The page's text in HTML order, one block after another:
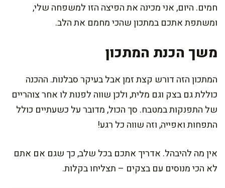
חמים. היום, אני מכינה את הפיצה הזו למשפחה שלי,
ומשתפת אתכם במתכון שהכי מחמם את הלב.
משך הכנת המתכון
המתכון הזה דורש קצת זמן אבל בעיקר סבלנות. ההכנה
כוללת גם בצק וגם מלית, ולכן שווה לפנות לו אחר צוהריים
של התפנקות במטבח. סך הכול, מדובר על כשעתיים כולל
התפחות ואפייה, וזה שווה כל רגע!
אין מה להיבהל. אדריך אתכם בכל שלב, כך שגם אם אתם
לא הכי מנוסים עם בצקים – תצליחו בקלות.